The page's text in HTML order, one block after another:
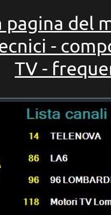
del
-
TV -